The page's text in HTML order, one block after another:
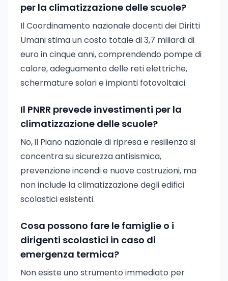
per la climatizzazione delle scuole?
Il Coordinamento nazionale docenti dei Diritti
Umani stima un costo totale di 3,7 miliardi di
euro in cinque anni, comprendendo pompe di
calore, adeguamento delle reti elettriche,
schermature solari e impianti fotovoltaici.
Il PNRR prevede investimenti per la
climatizzazione delle scuole?
No, il Piano nazionale di ripresa e resilienza si
concentra su sicurezza antisismica,
prevenzione incendi e nuove costruzioni, ma
non include la climatizzazione degli edifici
scolastici esistenti.
Cosa possono fare le famiglie o i
dirigenti scolastici in caso di
emergenza termica?
Non esiste uno strumento immediato per